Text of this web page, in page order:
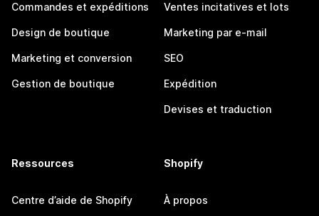
Commandes et expéditions
Design de boutique
Marketing et conversion
Gestion de boutique
Ventes incitatives et lots
Marketing par e-mail
SEO
Expédition
Devises et traduction
Ressources
Centre d’aide de Shopify
Shopify
À propos